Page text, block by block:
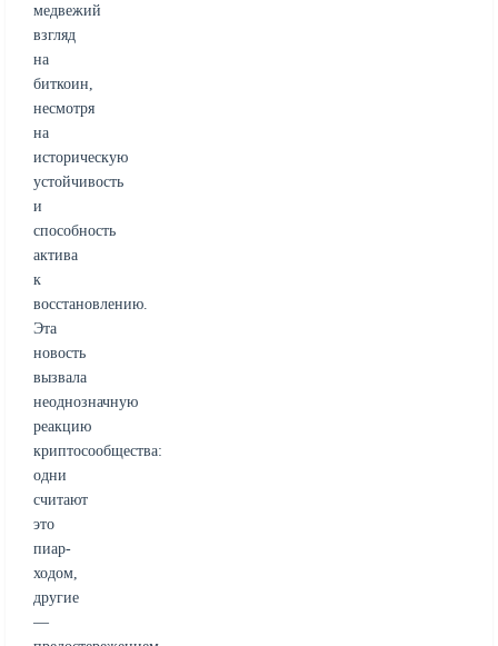
медвежий
взгляд
на
биткоин,
несмотря
на
историческую
устойчивость
и
способность
актива
к
восстановлению.
Эта
новость
вызвала
неоднозначную
реакцию
криптосообщества:
одни
считают
это
пиар-
ходом,
другие
—